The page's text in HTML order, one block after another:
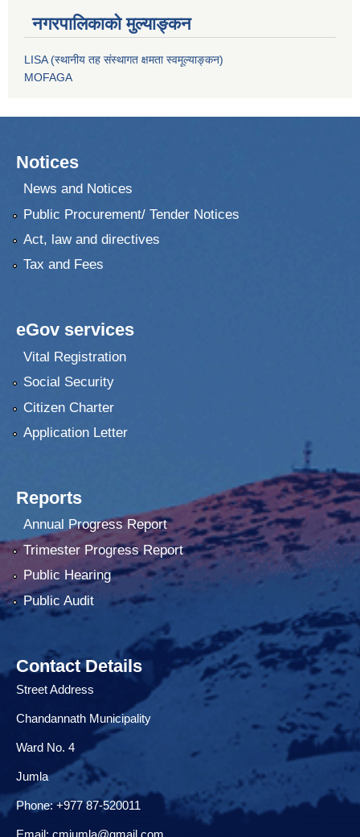
नगरपालिकाको मुल्याङ्कन
LISA (स्थानीय तह संस्थागत क्षमता स्वमूल्याङ्कन)
MOFAGA
Notices
News and Notices
Public Procurement/ Tender Notices
Act, law and directives
Tax and Fees
eGov services
Vital Registration
Social Security
Citizen Charter
Application Letter
Reports
Annual Progress Report
Trimester Progress Report
Public Hearing
Public Audit
Contact Details
Street Address
Chandannath Municipality
Ward No. 4
Jumla
Phone: +977 87-520011
Email: cmjumla@gmail.com